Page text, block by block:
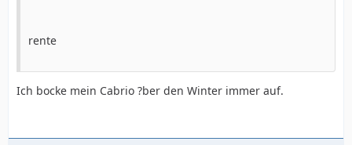
rente
Ich bocke mein Cabrio ?ber den Winter immer auf.